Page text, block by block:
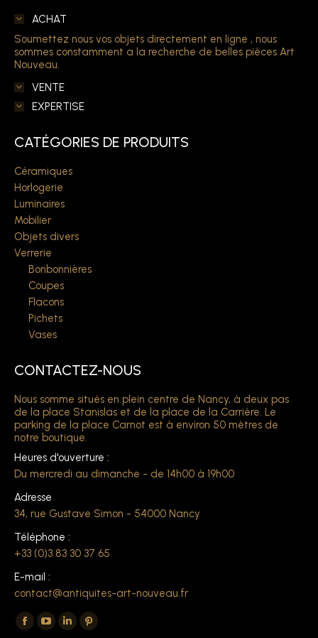
ACHAT
Soumettez nous vos objets directement en ligne , nous
sommes constamment a la recherche de belles pièces Art
Nouveau.
VENTE
EXPERTISE
CATÉGORIES DE PRODUITS
Céramiques
Horlogerie
Luminaires
Mobilier
Objets divers
Verrerie
Bonbonnières
Coupes
Flacons
Pichets
Vases
CONTACTEZ-NOUS
Nous somme situés en plein centre de Nancy, à deux pas
de la place Stanislas et de la place de la Carrière. Le
parking de la place Carnot est à environ 50 mètres de
notre boutique.
Heures d'ouverture :
Du mercredi au dimanche - de 14h00 à 19h00
Adresse
34, rue Gustave Simon - 54000 Nancy
Téléphone :
+33 (0)3 83 30 37 65
E-mail :
contact@antiquites-art-nouveau.fr
Trouvez nous sur :
La
La La La